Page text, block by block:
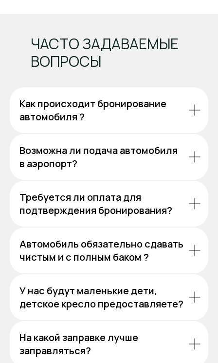
ЧАСТО ЗАДАВАЕМЫЕ
ВОПРОСЫ
Как происходит бронирование
автомобиля ?
Возможна ли подача автомобиля
в аэропорт?
Требуется ли оплата для
подтверждения бронирования?
Автомобиль обязательно сдавать
чистым и с полным баком ?
У нас будут маленькие дети,
детское кресло предоставляете?
На какой заправке лучше
заправляться?